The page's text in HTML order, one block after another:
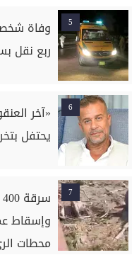
5
وفاة
ربع نقل
6
«آخر
يحتفل
7
وإسقاط
محطات